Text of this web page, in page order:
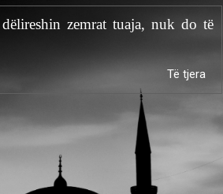
zemrat tuaja, nuk do të
Të tjera